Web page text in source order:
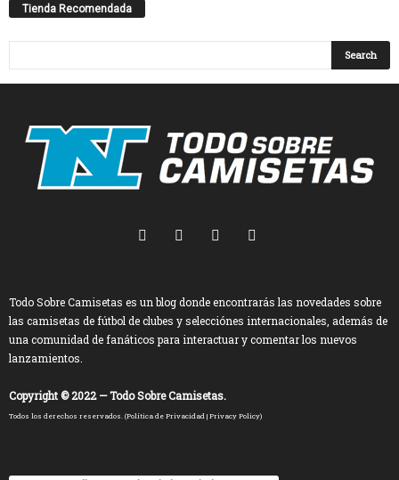
Tienda Recomendada
Todo Sobre Camisetas es un blog donde encontrarás las novedades sobre
las camisetas de fútbol de clubes y selecciónes internacionales, además de
una comunidad de fanáticos para interactuar y comentar los nuevos
lanzamientos.
Copyright © 2022 — Todo Sobre Camisetas.
Todos los derechos reservados. (Política de Privacidad | Privacy Policy)